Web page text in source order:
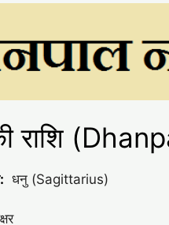
राशि
धनु (Sagittarius)